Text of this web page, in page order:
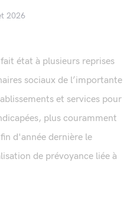
2026
état à plusieurs reprises
sociaux de l’importante
et services pour
plus couramment
d'année dernière le
de prévoyance liée à